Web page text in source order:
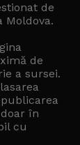
de
Moldova.
de
a sursei.
în
cu